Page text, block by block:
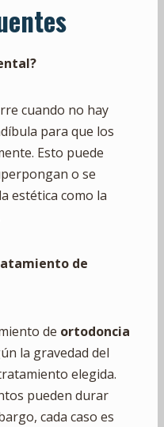
cuando no hay
para que los
Esto puede
o se
estética como la
de
de ortodoncia
la gravedad del
elegida.
pueden durar
cada caso es